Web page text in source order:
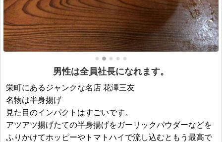
男性は全員社長になれます。
栄町にあるジャンクな名店 花澤三友
名物は半身揚げ
見た目のインパクトはすごいです。
アツアツ揚げたての半身揚げをガーリックパウダーなどを
ふりかけてホッピーやトマトハイで流し込むともう最高で